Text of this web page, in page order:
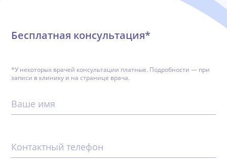
Бесплатная консультация*
*У некоторых врачей консультации платные. Подробности — при
записи в клинику и на странице врача.
Ваше имя
Контактный телефон